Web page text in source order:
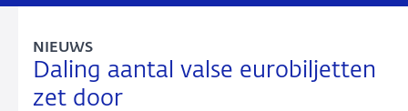
Daling aantal valse eurobiljetten
zet door
NIEUWS